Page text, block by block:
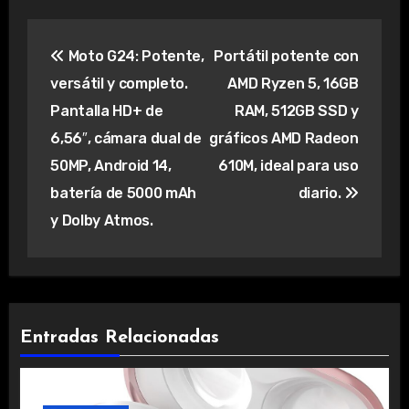
de
entradas
Moto G24: Potente,
versátil y completo.
Pantalla HD+ de
6,56″, cámara dual de
50MP, Android 14,
batería de 5000 mAh
y Dolby Atmos.
Portátil potente con
AMD Ryzen 5, 16GB
RAM, 512GB SSD y
gráficos AMD Radeon
610M, ideal para uso
diario.
Entradas Relacionadas